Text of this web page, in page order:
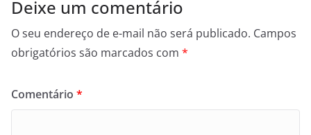
Deixe um comentário
O seu endereço de e-mail não será publicado. Campos
obrigatórios são marcados com *
Comentário *